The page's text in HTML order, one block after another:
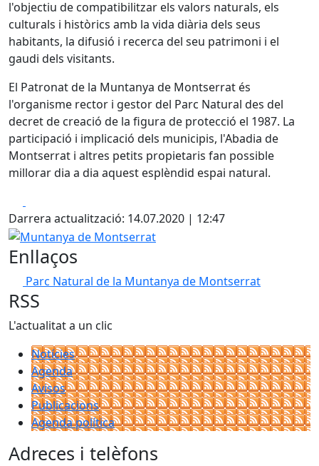
l'objectiu de compatibilitzar els valors naturals, els
culturals i històrics amb la vida diària dels seus
habitants, la difusió i recerca del seu patrimoni i el
gaudi dels visitants.
El Patronat de la Muntanya de Montserrat és
l'organisme rector i gestor del Parc Natural des del
decret de creació de la figura de protecció el 1987. La
participació i implicació dels municipis, l'Abadia de
Montserrat i altres petits propietaris fan possible
millorar dia a dia aquest esplèndid espai natural.
Darrera actualització: 14.07.2020 | 12:47
Muntanya de Montserrat
Enllaços
Parc Natural de la Muntanya de Montserrat
RSS
L'actualitat a un clic
Notícies
Agenda
Avisos
Publicacions
Agenda política
Adreces i telèfons